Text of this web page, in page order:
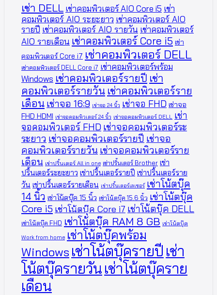
เช่า DELL เช่าคอมพิวเตอร์ AIO Core i5 เช่า
คอมพิวเตอร์ AIO ระยะยาว เช่าคอมพิวเตอร์ AIO
รายปี เช่าคอมพิวเตอร์ AIO รายวัน เช่าคอมพิวเตอร์
AIO รายเดือน เช่าคอมพิวเตอร์ Core i5 เช่า
คอมพิวเตอร์ Core i7 เช่าคอมพิวเตอร์ DELL
เช่าคอมพิวเตอร์ DELL Core i7 เช่าคอมพิวเตอร์พร้อม
Windows เช่าคอมพิวเตอร์รายปี เช่า
คอมพิวเตอร์รายวัน เช่าคอมพิวเตอร์ราย
เดือน เช่าจอ 16:9 เช่าจอ 24 นิ้ว เช่าจอ FHD เช่าจอ
FHD HDMI เช่าจอคอมพิวเตอร์ 24 นิ้ว เช่าจอคอมพิวเตอร์ DELL
เช่า
จอคอมพิวเตอร์ FHD เช่าจอคอมพิวเตอร์ระ
ระยาว เช่าจอคอมพิวเตอร์รายปี เช่าจอ
คอมพิวเตอร์รายวัน เช่าจอคอมพิวเตอร์ราย
เดือน เช่าปริ้นเตอร์ All in one เช่าปริ้นเตอร์ Brother เช่า
ปริ้นเตอร์ระยะยาว เช่าปริ้นเตอร์รายปี เช่าปริ้นเตอร์ราย
วัน เช่าปริ้นเตอร์รายเดือน เช่าปริ้นเตอร์เลเซอร์ เช่าโน้ตบุ๊ค
14 นิ้ว เช่าโน้ตบุ๊ค 15 นิ้ว เช่าโน้ตบุ๊ค 15.6 นิ้ว เช่าโน้ตบุ๊ค
Core i5 เช่าโน้ตบุ๊ค Core i7 เช่าโน้ตบุ๊ค DELL
เช่าโน้ตบุ๊ค FHD เช่าโน้ตบุ๊ค RAM 8 GB เช่าโน้ตบุ๊ค
Work from home เช่าโน้ตบุ๊คพร้อม
Windows เช่าโน้ตบุ๊ครายปี เช่า
โน้ตบุ๊ครายวันเช่าโน้ตบุ๊คราย
เดือน